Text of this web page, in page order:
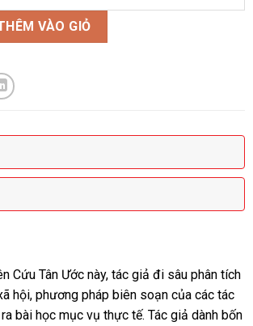
số lượng
VÀO GIỎ
Cứu Tân Ước này, tác giả đi sâu phân tích
hội, phương pháp biên soạn của các tác
bài học mục vụ thực tế. Tác giả dành bốn